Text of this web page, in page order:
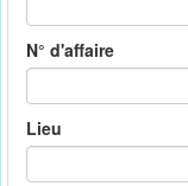
N° d'affaire
Lieu